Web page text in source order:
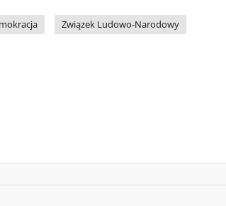
Związek Ludowo-Narodowy